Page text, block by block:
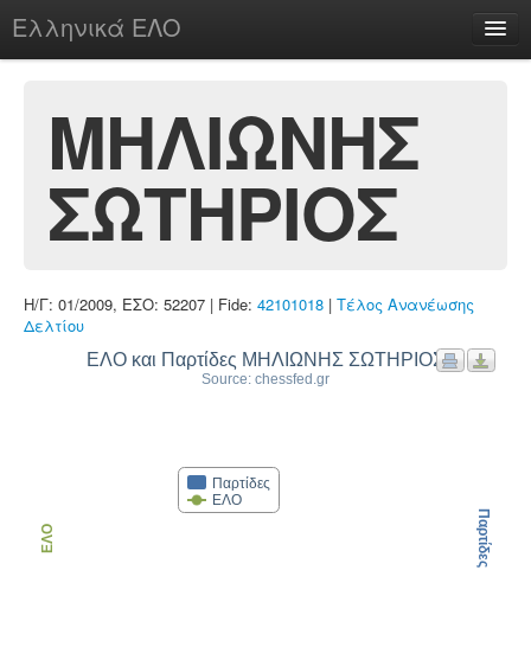
Ελληνικά ΕΛΟ
chesstu.be @ discord
Login
ΜΗΛΙΩΝΗΣ
ΣΩΤΗΡΙΟΣ
Η/Γ: 01/2009, ΕΣΟ: 52207 | Fide: 42101018 | Τέλος Ανανέωσης
Δελτίου
ΕΛΟ και Παρτίδες ΜΗΛΙΩΝΗΣ ΣΩΤΗΡΙΟΣ
Source: chessfed.gr
Παρτίδες
ΕΛΟ
ΕΛΟ Παρτίδες